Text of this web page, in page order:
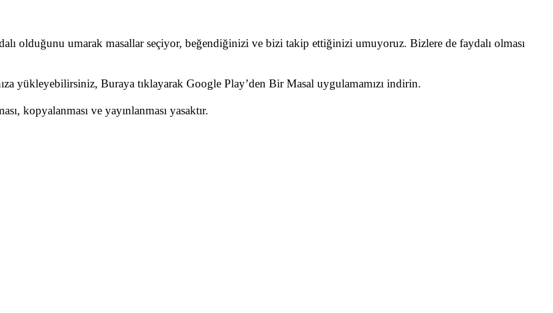
olduğunu umarak masallar seçiyor, beğendiğinizi ve bizi takip ettiğinizi umuyoruz. Bizlere de faydalı olması
yükleyebilirsiniz, Buraya tıklayarak Google Play’den Bir Masal uygulamamızı indirin.
kopyalanması ve yayınlanması yasaktır.